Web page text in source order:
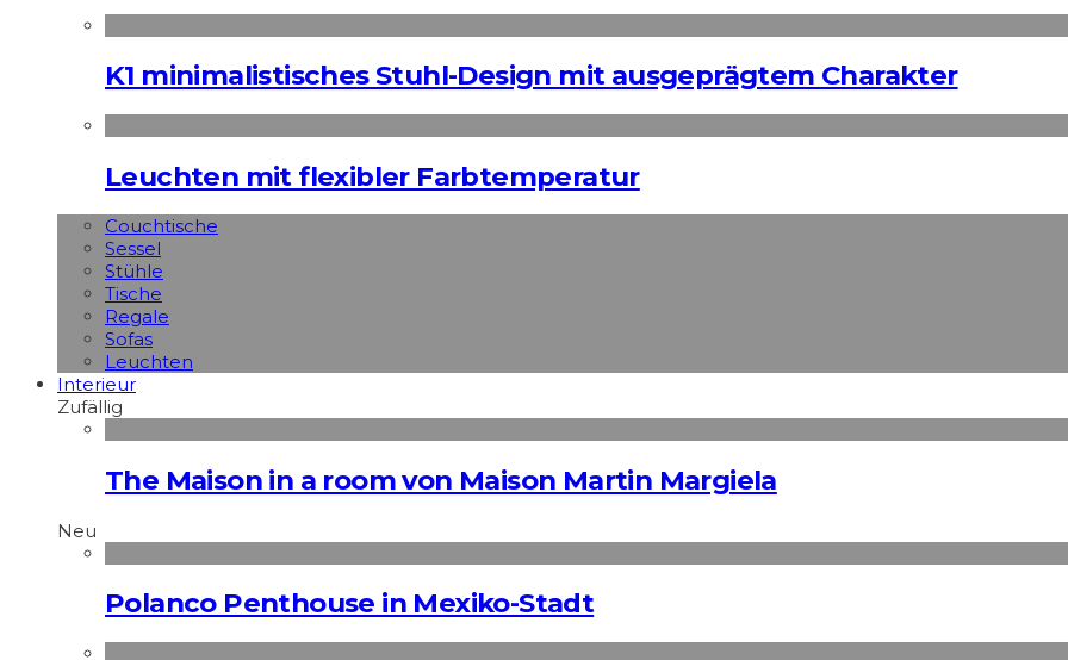
K1 minimalistisches Stuhl-Design mit ausgeprägtem Charakter
Leuchten mit flexibler Farbtemperatur
Couchtische
Sessel
Stühle
Tische
Regale
Sofas
Leuchten
Interieur
Zufällig
The Maison in a room von Maison Martin Margiela
Neu
Polanco Penthouse in Mexiko-Stadt